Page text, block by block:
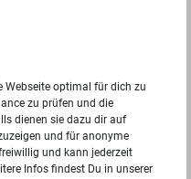
optimal für dich zu
zu prüfen und die
dienen sie dazu dir auf
und für anonyme
und kann jederzeit
Infos findest Du in unserer